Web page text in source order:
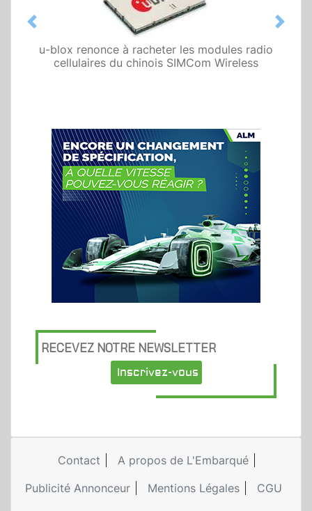
u-blox renonce à racheter les modules radio
cellulaires du chinois SIMCom Wireless
Previous Next
RECEVEZ NOTRE NEWSLETTER
Inscrivez-vous
Contact
A propos de L'Embarqué
Publicité Annonceur
Mentions Légales CGU